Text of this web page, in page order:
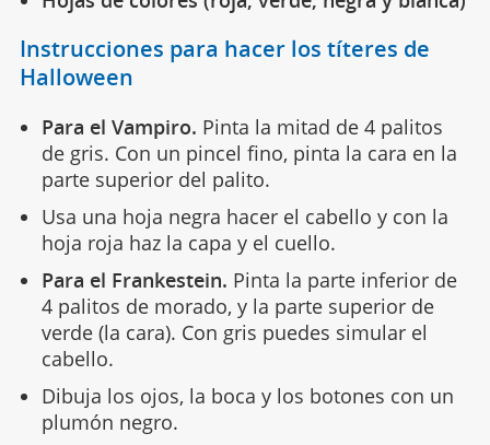
Instrucciones para hacer los títeres de
Halloween
Para el Vampiro. Pinta la mitad de 4 palitos
de gris. Con un pincel fino, pinta la cara en la
parte superior del palito.
Usa una hoja negra hacer el cabello y con la
hoja roja haz la capa y el cuello.
Para el Frankestein. Pinta la parte inferior de
4 palitos de morado, y la parte superior de
verde (la cara). Con gris puedes simular el
cabello.
Dibuja los ojos, la boca y los botones con un
plumón negro.